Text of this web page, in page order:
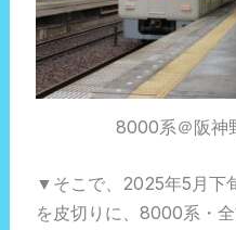
8000系＠阪神
▼そこで、2025年5月下
を皮切りに、8000系・